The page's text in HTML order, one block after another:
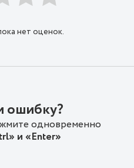
нет оценок.
ошибку?
одновременно
и «Enter»